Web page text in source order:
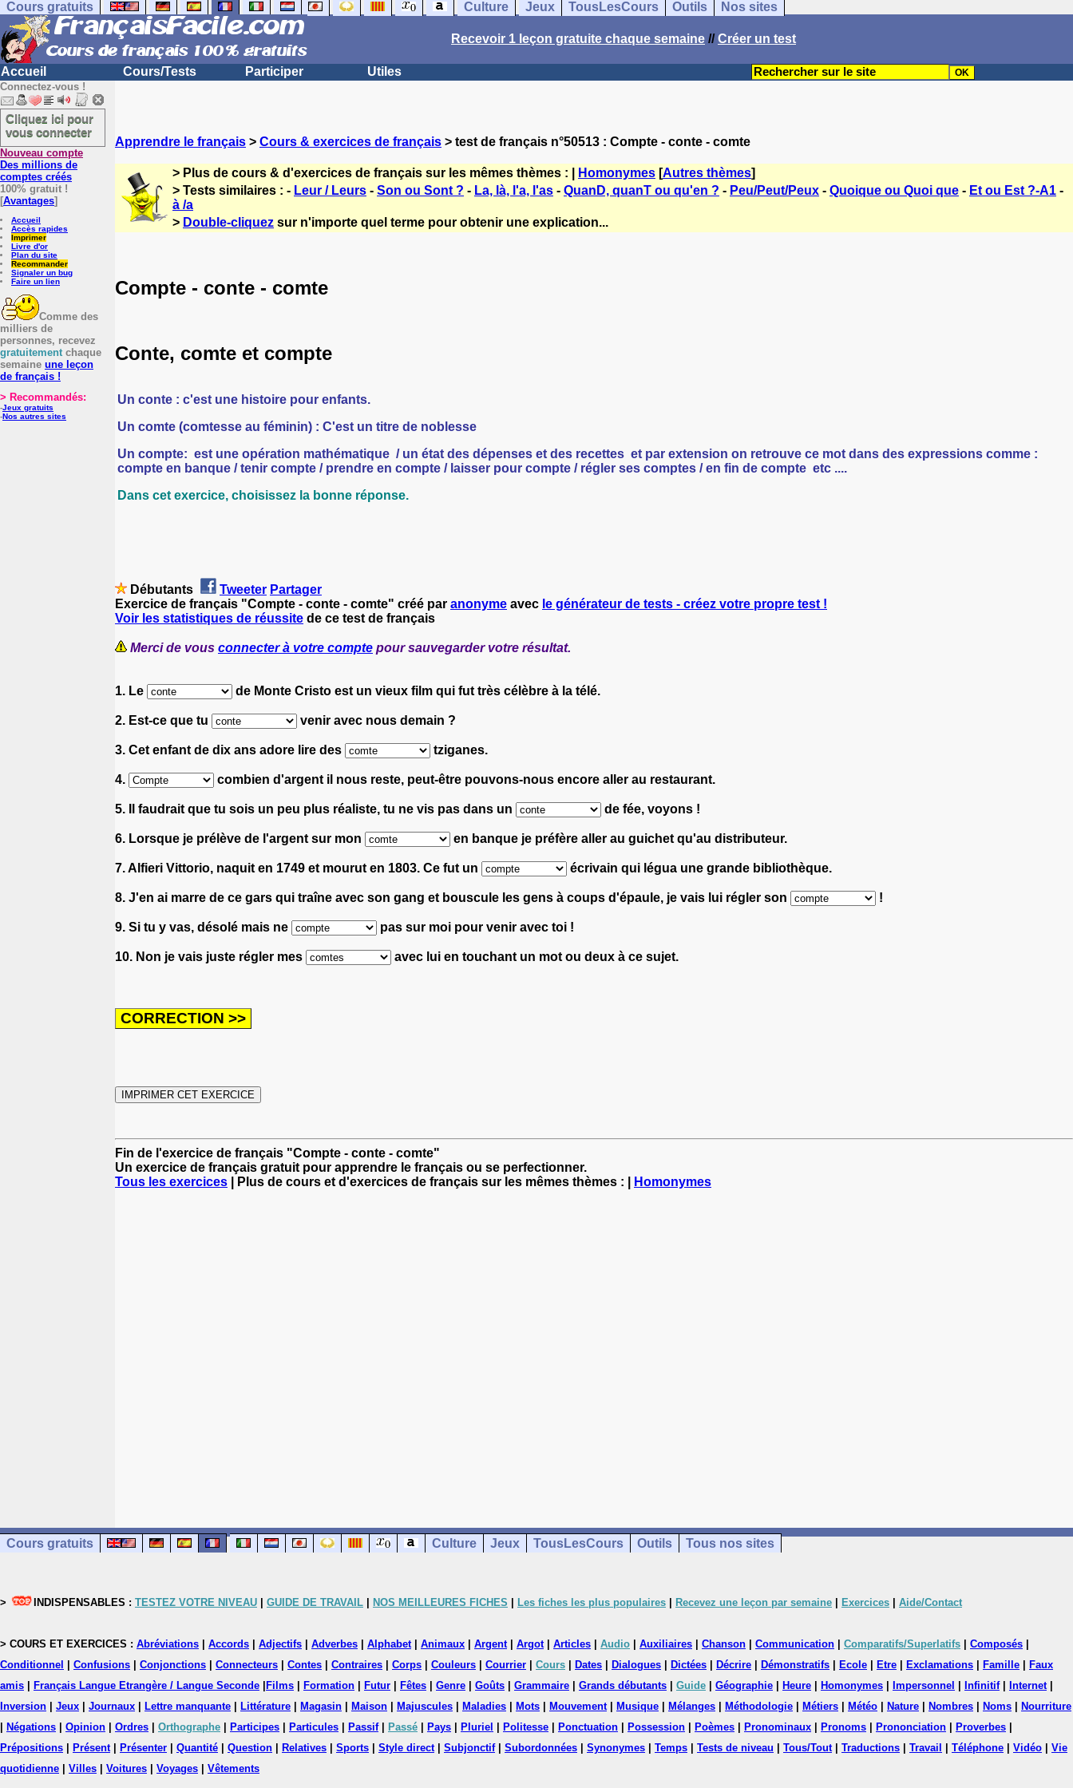
Cours gratuits Culture Jeux TousLesCours Outils Nos sites
Recevoir 1 leçon gratuite chaque semaine //Créer un test
Accueil Cours/Tests Participer Utiles
Connectez-vous !
Cliquez ici pour
vous connecter
Nouveau compte
Des millions de
comptes créés
100% gratuit !
[Avantages]
Accueil
Accès rapides
Imprimer
Livre d'or
Plan du site
Recommander
Signaler un bug
Faire un lien
Comme des
milliers de
personnes, recevez
gratuitementchaque
semaine une leçon
de français !
> Recommandés:
-Jeux gratuits
-Nos autres sites
Apprendre le français > Cours & exercices de français > test de français n°50513 : Compte - conte - comte
> Plus de cours & d'exercices de français sur les mêmes thèmes : | Homonymes [Autres thèmes]
> Tests similaires : - Leur / Leurs - Son ou Sont ? - La, là, l'a, l'as - QuanD, quanT ou qu'en ? - Peu/Peut/Peux - Quoique ou Quoi que - Et ou Est ?-A1 -
à /a
> Double-cliquez sur n'importe quel terme pour obtenir une explication...
Compte - conte - comte
Conte, comte et compte
Un conte : c'est une histoire pour enfants.
Un comte (comtesse au féminin) : C'est un titre de noblesse
Un compte: est une opération mathématique / un état des dépenses et des recettes et par extension on retrouve ce mot dans des expressions comme :
compte en banque / tenir compte / prendre en compte / laisser pour compte / régler ses comptes / en fin de compte etc ....
Dans cet exercice, choisissez la bonne réponse.
Débutants Tweeter Partager
Exercice de français "Compte - conte - comte" créé par anonyme avec le générateur de tests - créez votre propre test !
Voir les statistiques de réussite de ce test de français
Merci de vous connecter à votre compte pour sauvegarder votre résultat.
1. Le de Monte Cristo est un vieux film qui fut très célèbre à la télé.
2. Est-ce que tu venir avec nous demain ?
3. Cet enfant de dix ans adore lire des tziganes.
4. combien d'argent il nous reste, peut-être pouvons-nous encore aller au restaurant.
5. Il faudrait que tu sois un peu plus réaliste, tu ne vis pas dans un de fée, voyons !
6. Lorsque je prélève de l'argent sur mon en banque je préfère aller au guichet qu'au distributeur.
7. Alfieri Vittorio, naquit en 1749 et mourut en 1803. Ce fut un écrivain qui légua une grande bibliothèque.
8. J'en ai marre de ce gars qui traîne avec son gang et bouscule les gens à coups d'épaule, je vais lui régler son !
9. Si tu y vas, désolé mais ne pas sur moi pour venir avec toi !
10. Non je vais juste régler mes avec lui en touchant un mot ou deux à ce sujet.
Fin de l'exercice de français "Compte - conte - comte"
Un exercice de français gratuit pour apprendre le français ou se perfectionner.
Tous les exercices | Plus de cours et d'exercices de français sur les mêmes thèmes : | Homonymes
Cours gratuits Culture Jeux TousLesCours Outils Tous nos sites
> INDISPENSABLES : TESTEZ VOTRE NIVEAU GUIDE DE TRAVAIL NOS MEILLEURES FICHES Les fiches les plus populaires Recevez une leçon par semaine Exercices Aide/Contact
> COURS ET EXERCICES : Abréviations Accords Adjectifs Adverbes Alphabet| Animaux Argent| Argot| Articles Audio Auxiliaires Chanson Communication Comparatifs/Superlatifs Composés
Conditionnel
Confusions Conjonctions Connecteurs Contes Contraires Corps Couleurs Courrier Cours Dates Dialogues Dictées Décrire Démonstratifs Ecole Etre Exclamations Famille
Faux
amis
Français Langue Etrangère / Langue Seconde Films Formation Futur Fêtes Genre Goûts Grammaire Grands débutants Guide Géographie Heure Homonymes Impersonnel Infinitif| Internet|
Inversion
Jeux Journaux Lettre manquante Littérature Magasin Maison Majuscules Maladies Mots Mouvement| Musique Mélanges Méthodologie Métiers Météo Nature Nombres Noms
Nourriture
Négations Opinion Ordres Orthographe Participes Particules Passif| Passé Pays Pluriel Politesse Ponctuation Possession Poèmes Pronominaux Pronoms Prononciation Proverbes
Prépositions
Présent| Présenter Quantité Question Relatives Sports Style direct| Subjonctif| Subordonnées Synonymes Temps Tests de niveau Tous/Tout| Traductions Travail Téléphone Vidéo
Vie
quotidienne
Villes Voitures Voyages Vêtements